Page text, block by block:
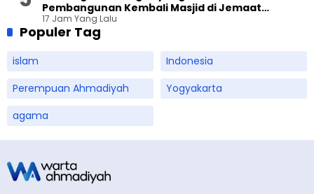
Pembangunan Kembali Masjid di Jemaat
Ahmadiyah Sukapura
17 Jam Yang Lalu
Populer Tag
islam
Indonesia
Perempuan Ahmadiyah
Yogyakarta
agama